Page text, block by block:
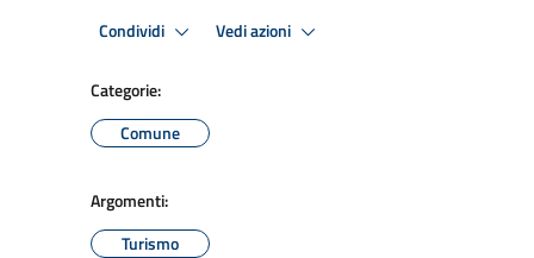
Condividi Vedi azioni
Categorie:
Comune
Argomenti:
Turismo